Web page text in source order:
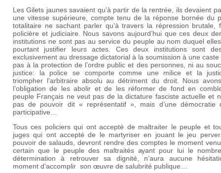
Les Gilets jaunes savaient qu’à partir de la rentrée, ils devaient
une vitesse supérieure, compte tenu de la réponse bornée du
totalitaire ne sachant parler qu’à travers la répression brutale,
policière et judiciaire. Nous savons aujourd’hui que ces deux
institutions ne sont pas au service du peuple au nom duquel
pourtant justifier leurs actes. Ces deux institutions sont
exclusivement au dressage dictatorial à la soumission à une caste
pas à la protection de l’ordre public et des personnes, ni au
justice: la police se comporte comme une milice et la
triompher l’arbitraire absolu au détriment du droit. Nous
l’obligation de les abolir et de les réformer de fond en
peuple Français ne veut pas de la dictature fasciste actuelle et
pas de pouvoir dit « représentatif », mais d’une démocratie
participative…
Tous ces policiers qui ont accepté de maltraiter le peuple et
juges qui ont accepté de le martyriser en jouant le jeu
pouvoir de salauds, devront rendre des comptes le moment
certain que le peuple des maltraités ayant pour lui le
détermination à retrouver sa dignité, n’aura aucune
moment d’accomplir son œuvre de salubrité publique…